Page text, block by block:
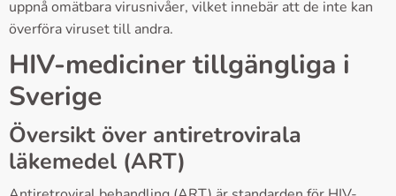
uppnå omätbara virusnivåer, vilket innebär att de inte kan
överföra viruset till andra.
HIV-mediciner tillgängliga i
Sverige
Översikt över antiretrovirala
läkemedel (ART)